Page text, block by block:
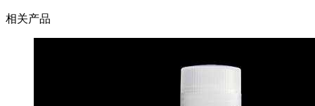
相关产品